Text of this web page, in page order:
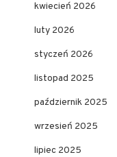
kwiecień 2026
luty 2026
styczeń 2026
listopad 2025
październik 2025
wrzesień 2025
lipiec 2025